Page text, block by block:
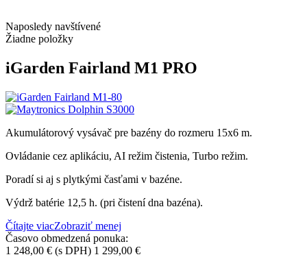
Naposledy navštívené
Žiadne položky
iGarden Fairland M1 PRO
Akumulátorový vysávač pre bazény do rozmeru 15x6 m.
Ovládanie cez aplikáciu, AI režim čistenia, Turbo režim.
Poradí si aj s plytkými časťami v bazéne.
Výdrž batérie 12,5 h. (pri čistení dna bazéna).
Čítajte viacZobraziť menej
Časovo obmedzená ponuka:
1 248,00 € (s DPH) 1 299,00 €